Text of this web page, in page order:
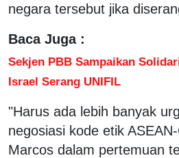
negara tersebut jika
Baca Juga :
Sekjen PBB Sampaikan
Israel Serang UNIFIL
"Harus ada lebih banyak
negosiasi kode etik
Marcos dalam pertemuan